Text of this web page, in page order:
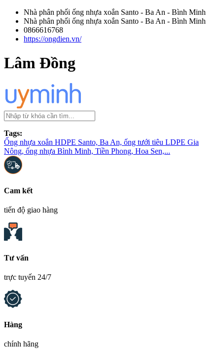
Nhà phân phối ống nhựa xoắn Santo - Ba An - Bình Minh
Nhà phân phối ống nhựa xoắn Santo - Ba An - Bình Minh
0866616768
https://ongdien.vn/
Lâm Đồng
Tags:
Ống nhựa xoắn HDPE Santo, Ba An, ống tưới tiêu LDPE Gia
Nông, ống nhựa Bình Minh, Tiền Phong, Hoa Sen,...
Cam kết
tiến độ giao hàng
Tư vấn
trực tuyến 24/7
Hàng
chính hãng